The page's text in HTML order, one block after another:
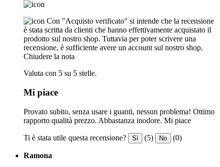
Con "Acquisto verificato" si intende che la recensione
è stata scritta da clienti che hanno effettivamente acquistato il
prodotto sul nostro shop. Tuttavia per poter scrivere una
recensione, è sufficiente avere un account sul nostro shop.
Chiudere la nota
Valuta con 5 su 5 stelle.
Mi piace
Provato subito, senza usare i guanti, nessun problema! Ottimo
rapporto qualità prezzo. Abbastanza inodore. Mi piace
Ti è stata utile questa recensione? Sì (5) No (0)
Ramona